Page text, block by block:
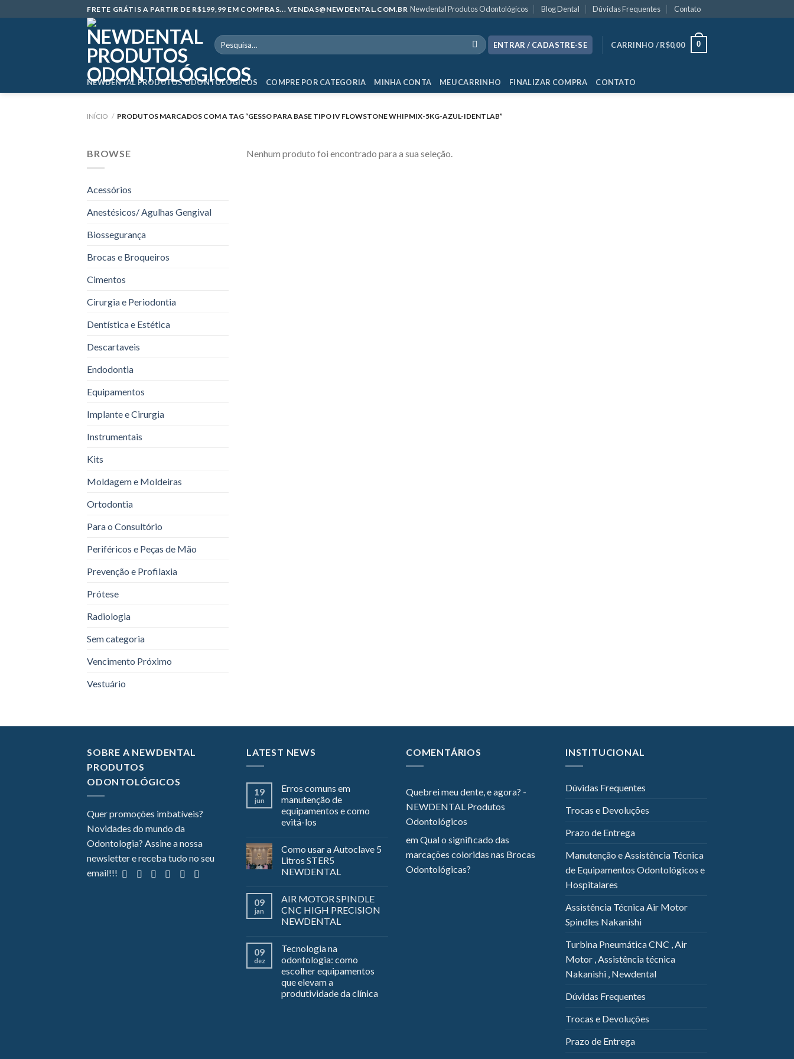
to
FRETE GRÁTIS A PARTIR DE R$199,99 EM COMPRAS... VENDAS@NEWDENTAL.COM.BR Newdental Produtos Odontológicos Blog Dental Dúvidas Frequentes Contato
Pesquisar
por:
ENTRAR / CADASTRE-SE CARRINHO /R$0,00 0
NEWDENTAL PRODUTOS ODONTOLÓGICOS COMPRE POR CATEGORIA MINHA CONTA MEU CARRINHO FINALIZAR COMPRA CONTATO
INÍCIO / PRODUTOS MARCADOS COM A TAG “GESSO PARA BASE TIPO IV FLOWSTONE WHIPMIX-5KG-AZUL-IDENTLAB”
BROWSE
Acessórios
Anestésicos/ Agulhas Gengival
Biossegurança
Brocas e Broqueiros
Cimentos
Cirurgia e Periodontia
Dentística e Estética
Descartaveis
Endodontia
Equipamentos
Implante e Cirurgia
Instrumentais
Kits
Moldagem e Moldeiras
Ortodontia
Para o Consultório
Periféricos e Peças de Mão
Prevenção e Profilaxia
Prótese
Radiologia
Sem categoria
Vencimento Próximo
Vestuário
Nenhum produto foi encontrado para a sua seleção.
SOBRE A NEWDENTAL
PRODUTOS
ODONTOLÓGICOS
Quer promoções imbatíveis?
Novidades do mundo da
Odontologia? Assine a nossa
newsletter e receba tudo no seu
email!!!
LATEST NEWS
19
jun
Erros comuns em
manutenção de
equipamentos e como
evitá-los
Como usar a Autoclave 5
Litros STER5
NEWDENTAL
09
jan
AIR MOTOR SPINDLE
CNC HIGH PRECISION
NEWDENTAL
09
dez
Tecnologia na
odontologia: como
escolher equipamentos
que elevam a
produtividade da clínica
COMENTÁRIOS
Quebrei meu dente, e agora? -
NEWDENTAL Produtos
Odontológicos
emQual o significado das
marcações coloridas nas Brocas
Odontológicas?
INSTITUCIONAL
Dúvidas Frequentes
Trocas e Devoluções
Prazo de Entrega
Manutenção e Assistência Técnica
de Equipamentos Odontológicos e
Hospitalares
Assistência Técnica Air Motor
Spindles Nakanishi
Turbina Pneumática CNC , Air
Motor , Assistência técnica
Nakanishi , Newdental
Dúvidas Frequentes
Trocas e Devoluções
Prazo de Entrega